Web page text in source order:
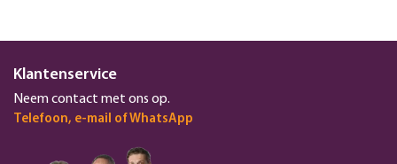
Klantenservice
Neem contact met ons op.
Telefoon, e-mail of WhatsApp